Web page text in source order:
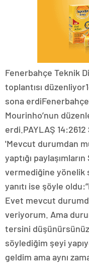
Fenerbahçe Teknik
toplantısı
sona
Mourinho’nun
erdi.PAYLAŞ
'Mevcut durumdan
yaptığı
vermediğine yönelik
yanıtı ise şöyle
Evet mevcut
veriyorum. Ama
tersini
söylediğim şeyi
geldim ama aynı